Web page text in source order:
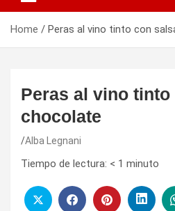
Home Peras al vino tinto con
Peras al vino
chocolate
Alba Legnani
Tiempo de lectura: < 1 minuto